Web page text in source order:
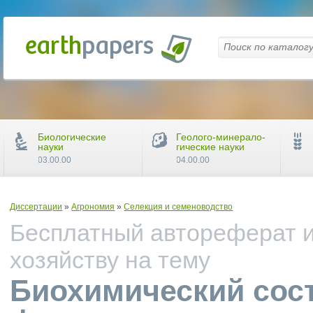
Диссертации »Агрономия »Селекция и семеноводство
Бесплатный автореферат
хозяйству на тему
Биохимический
Биологические
науки
03.00.00
Геолого-минерало-
гические науки
04.00.00